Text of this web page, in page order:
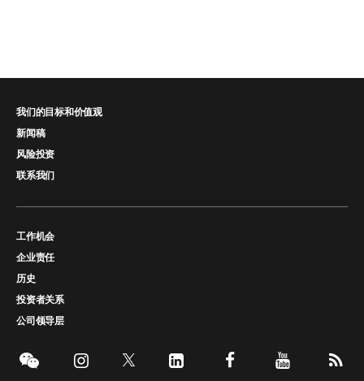
我们的目标和价值观
新闻稿
风险投资
联系我们
工作机会
企业责任
历史
投资者关系
公司领导层